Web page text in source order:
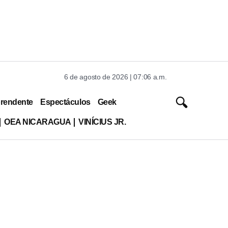
6 de agosto de 2026 | 07:06 a.m.
Espectáculos Geek
OEA NICARAGUA VINÍCIUS JR.